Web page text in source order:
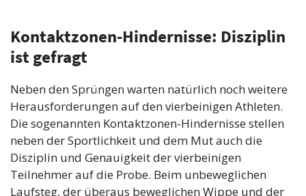
Kontaktzonen-Hindernisse: Disziplin
ist gefragt
Neben den Sprüngen warten natürlich noch weitere
Herausforderungen auf den vierbeinigen Athleten.
Die sogenannten Kontaktzonen-Hindernisse stellen
neben der Sportlichkeit und dem Mut auch die
Disziplin und Genauigkeit der vierbeinigen
Teilnehmer auf die Probe. Beim unbeweglichen
Laufsteg, der überaus beweglichen Wippe und der